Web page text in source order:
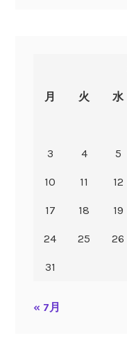
月 火 水
3 4 5
10 11 12
17 18 19
24 25 26
31
« 7月